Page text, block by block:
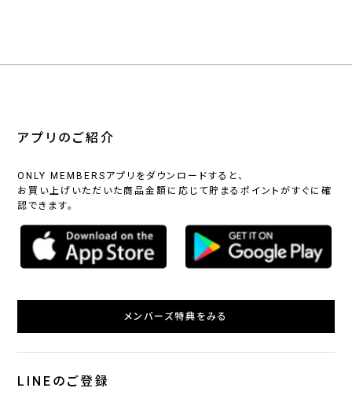
アプリのご紹介
ONLY MEMBERSアプリをダウンロードすると、
お買い上げいただいた商品金額に応じて貯まるポイントがすぐに確
認できます。
メンバーズ特典をみる
LINEのご登録